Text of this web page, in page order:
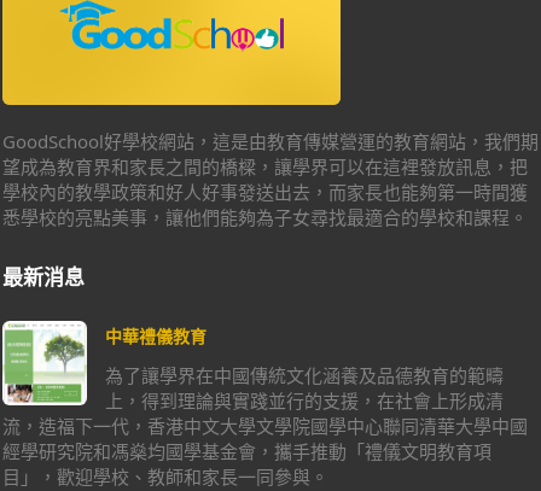
GoodSchool好學校網站，這是由教育傳媒營運的教育網站，我們期
望成為教育界和家長之間的橋樑，讓學界可以在這裡發放訊息，把
學校內的教學政策和好人好事發送出去，而家長也能夠第一時間獲
悉學校的亮點美事，讓他們能夠為子女尋找最適合的學校和課程。
最新消息
中華禮儀教育
為了讓學界在中國傳統文化涵養及品德教育的範疇
上，得到理論與實踐並行的支援，在社會上形成清
流，造福下一代，香港中文大學文學院國學中心聯同清華大學中國
經學研究院和馮燊均國學基金會，攜手推動「禮儀文明教育項
目」，歡迎學校、教師和家長一同參與。